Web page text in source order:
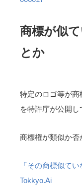
商標が似
とか
特定のロゴ等が
を特許庁が公開し
商標権が類似か否
「その商標似て
Tokkyo.Ai